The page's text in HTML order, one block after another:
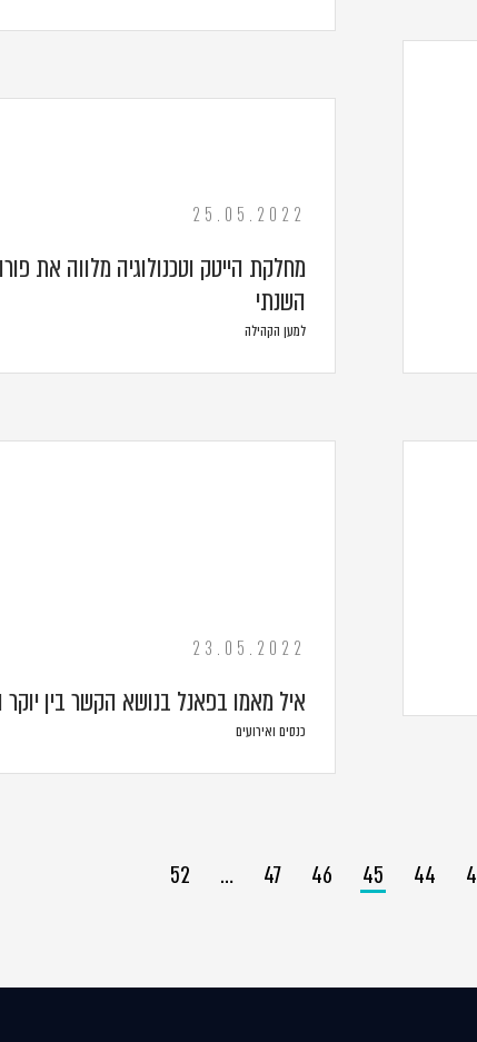
25.05.2022
מחלקת הייטק וטכנולוגיה מלווה את
השנתי
למען הקהילה
23.05.2022
איל מאמו בפאנל בנושא הקשר בין
כנסים ואירועים
44
45
46
47
…
52